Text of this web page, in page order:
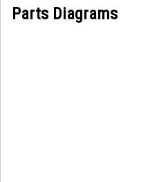
Parts Diagrams